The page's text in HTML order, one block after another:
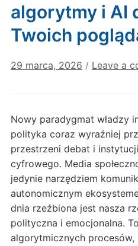
algorytmy i AI
Twoich
29 marca, 2026 / Leave a
Nowy paradygmat władzy
polityka coraz wyraźniej
przestrzeni debat i
cyfrowego. Media
jedynie narzędziem
autonomicznym
dnia rzeźbiona jest nasza
polityczna i emocjonalna.
algorytmicznych procesów,